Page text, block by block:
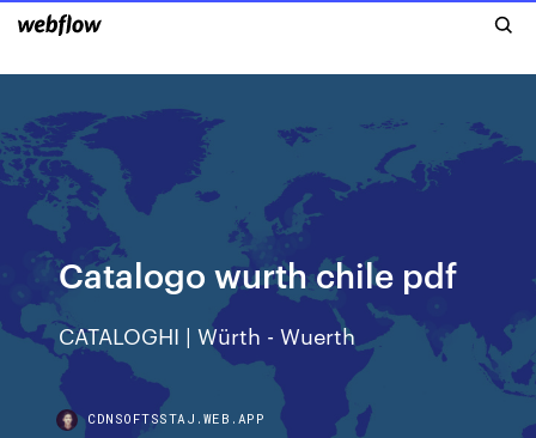
Catalogo wurth chile pdf
CATALOGHI | Würth - Wuerth
CDNSOFTSSTAJ.WEB.APP